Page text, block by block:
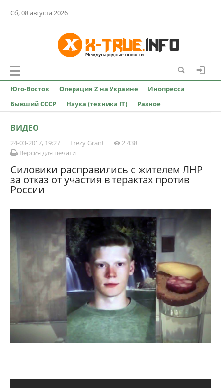
Сб, 08 августа 2026
Юго-Восток Операция Z на Украине
Инопресса
Бывший СССР
Наука (техника IT) Разное
ВИДЕО
24-03-2017, 19:27 Frezy Grant
2 438
Версия для печати
Силовики расправились с жителем ЛНР
за отказ от участия в терактах против
России